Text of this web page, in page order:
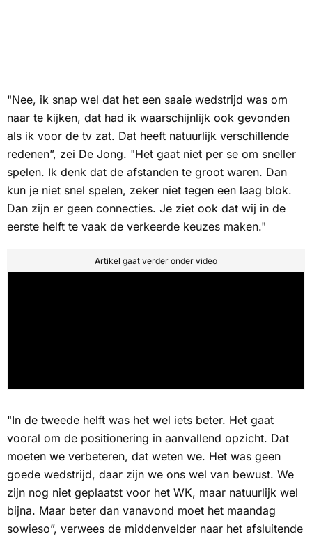
"Nee, ik snap wel dat het een saaie wedstrijd was om
naar te kijken, dat had ik waarschijnlijk ook gevonden
als ik voor de tv zat. Dat heeft natuurlijk verschillende
redenen”, zei De Jong. "Het gaat niet per se om sneller
spelen. Ik denk dat de afstanden te groot waren. Dan
kun je niet snel spelen, zeker niet tegen een laag blok.
Dan zijn er geen connecties. Je ziet ook dat wij in de
eerste helft te vaak de verkeerde keuzes maken."
Artikel gaat verder onder video
"In de tweede helft was het wel iets beter. Het gaat
vooral om de positionering in aanvallend opzicht. Dat
moeten we verbeteren, dat weten we. Het was geen
goede wedstrijd, daar zijn we ons wel van bewust. We
zijn nog niet geplaatst voor het WK, maar natuurlijk wel
bijna. Maar beter dan vanavond moet het maandag
sowieso”, verwees de middenvelder naar het afsluitende